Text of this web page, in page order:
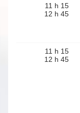
11 h 15
12 h 45
11 h 15
12 h 45